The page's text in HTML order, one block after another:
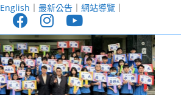
English ｜ 最新公告｜ 網站導覽｜